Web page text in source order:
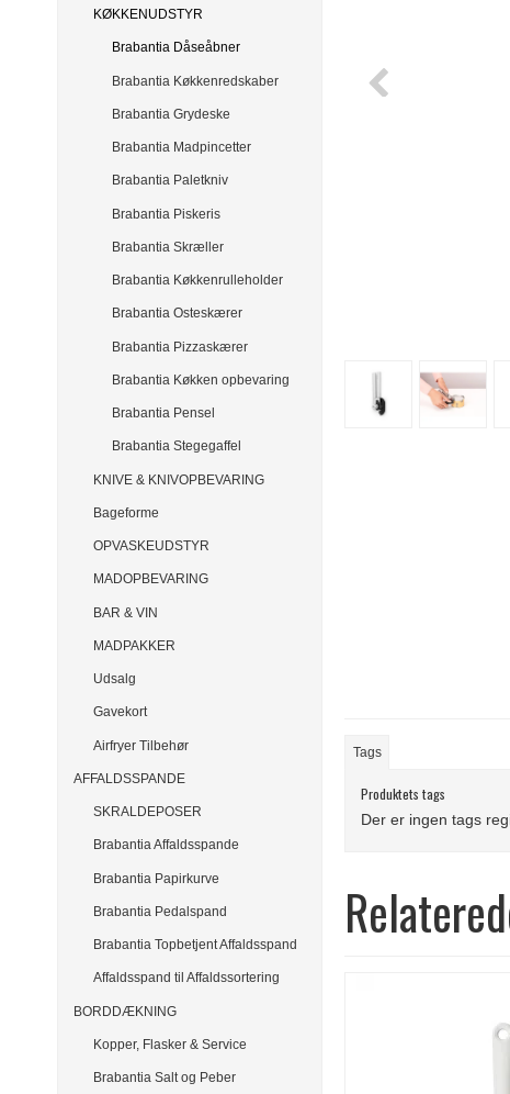
KØKKENUDSTYR
Brabantia Dåseåbner
Brabantia Køkkenredskaber
Brabantia Grydeske
Brabantia Madpincetter
Brabantia Paletkniv
Brabantia Piskeris
Brabantia Skræller
Brabantia Køkkenrulleholder
Brabantia Osteskærer
Brabantia Pizzaskærer
Brabantia Køkken opbevaring
Brabantia Pensel
Brabantia Stegegaffel
KNIVE & KNIVOPBEVARING
Bageforme
OPVASKEUDSTYR
MADOPBEVARING
BAR & VIN
MADPAKKER
Udsalg
Gavekort
Airfryer Tilbehør
AFFALDSSPANDE
SKRALDEPOSER
Brabantia Affaldsspande
Brabantia Papirkurve
Brabantia Pedalspand
Brabantia Topbetjent Affaldsspand
Affaldsspand til Affaldssortering
BORDDÆKNING
Kopper, Flasker & Service
Brabantia Salt og Peber
Tags
Produktets tags
Der er ingen tags